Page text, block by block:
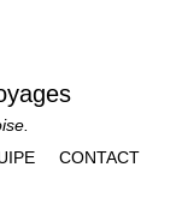
CONTACT